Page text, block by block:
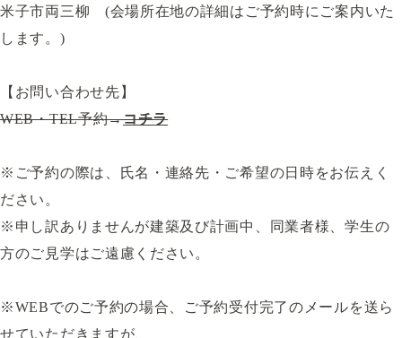
米子市両三柳 (会場所在地の詳細はご予約時にご案内いた
します。)
【お問い合わせ先】
WEB・TEL予約→コチラ
※ご予約の際は、氏名・連絡先・ご希望の日時をお伝えく
ださい。
※申し訳ありませんが建築及び計画中、同業者様、学生の
方のご見学はご遠慮ください。
※WEBでのご予約の場合、ご予約受付完了のメールを送ら
せていただきますが、